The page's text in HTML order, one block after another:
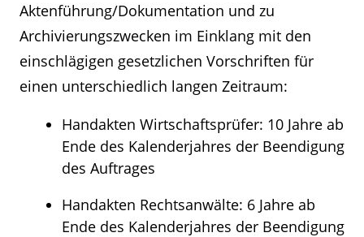
Aktenführung/Dokumentation und zu
Archivierungszwecken im Einklang mit den
einschlägigen gesetzlichen Vorschriften für
einen unterschiedlich langen Zeitraum:
Handakten Wirtschaftsprüfer: 10 Jahre ab
Ende des Kalenderjahres der Beendigung
des Auftrages
Handakten Rechtsanwälte: 6 Jahre ab
Ende des Kalenderjahres der Beendigung